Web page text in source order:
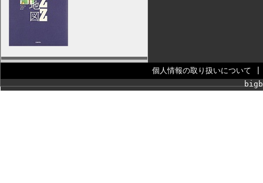
個人情報の取り扱いについて